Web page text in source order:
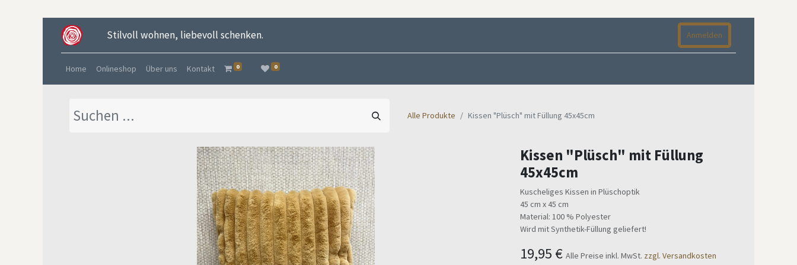
Stilvoll wohnen, liebevoll schenken. Anmelden
Home Onlineshop Über uns Kontakt 0 0
Alle Produkte Kissen "Plüsch" mit Füllung 45x45cm
Kissen "Plüsch" mit Füllung
45x45cm
Kuscheliges Kissen in Plüschoptik
45 cm x 45 cm
Material: 100 % Polyester
Wird mit Synthetik-Füllung geliefert!
19,95 € Alle Preise inkl. MwSt. zzgl. Versandkosten